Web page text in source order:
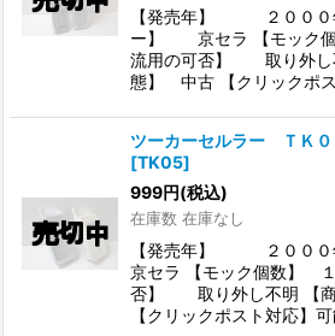
【発売年】 ２０００
ー】 京セラ 【モック
流用の可否】 取り外し
態】 中古 【クリックポ
ツーカーセルラー ＴＫ
[TK05]
999円(税込)
在庫数 在庫なし
【発売年】 ２００
京セラ 【モック個数】
否】 取り外し不明 【
【クリックポスト対応】